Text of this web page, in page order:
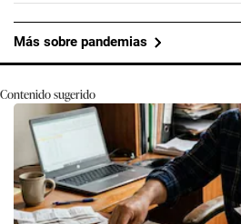
Más sobre pandemias
Contenido sugerido